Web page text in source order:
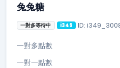
兔兔糖
一對多等待中 i349 ID:
一對多點數
一對一點數